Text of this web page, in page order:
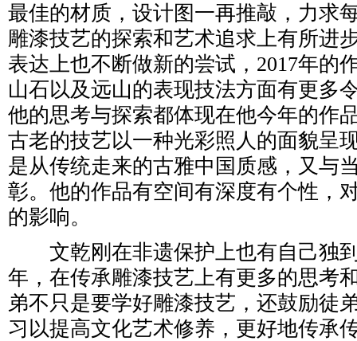
最佳的材质，设计图一再推敲，力求
雕漆技艺的探索和艺术追求上有所进
表达上也不断做新的尝试，2017年的
山石以及远山的表现技法方面有更多
他的思考与探索都体现在他今年的作
古老的技艺以一种光彩照人的面貌呈
是从传统走来的古雅中国质感，又与
彰。他的作品有空间有深度有个性，
的影响。
文乾刚在非遗保护上也有自己独到
年，在传承雕漆技艺上有更多的思考
弟不只是要学好雕漆技艺，还鼓励徒
习以提高文化艺术修养，更好地传承